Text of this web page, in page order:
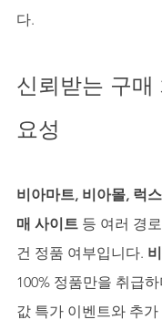
다.
신뢰받는 구매
요성
비아마트, 비아몰, 럭
매 사이트 등 여러 경
건 정품 여부입니다.
100% 정품만을 취급
값 특가 이벤트와 추가